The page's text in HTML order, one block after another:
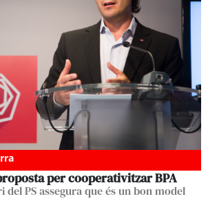
per cooperativitzar BPA
PS assegura que és un bon model